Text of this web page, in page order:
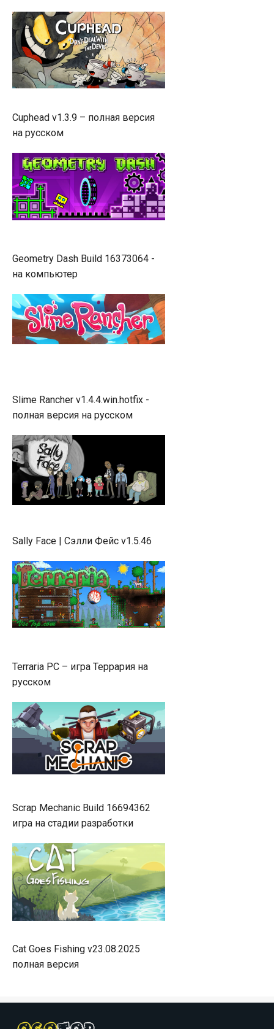
Cuphead v1.3.9 – полная версия
на русском
Geometry Dash Build 16373064 -
на компьютер
Slime Rancher v1.4.4.win.hotfix -
полная версия на русском
Sally Face | Сэлли Фейс v1.5.46
Terraria PC – игра Террария на
русском
Scrap Mechanic Build 16694362
игра на стадии разработки
Cat Goes Fishing v23.08.2025
полная версия